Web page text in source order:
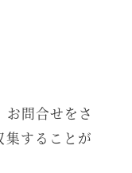
問合せをさ
することが